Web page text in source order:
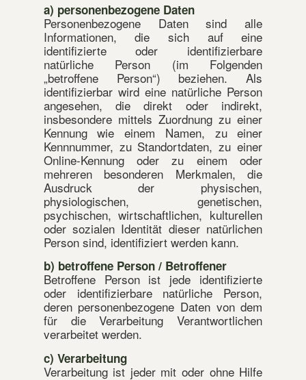
a) personenbezogene Daten
Personenbezogene Daten sind alle
Informationen, die sich auf eine
identifizierte oder identifizierbare
natürliche Person (im Folgenden
„betroffene Person“) beziehen. Als
identifizierbar wird eine natürliche Person
angesehen, die direkt oder indirekt,
insbesondere mittels Zuordnung zu einer
Kennung wie einem Namen, zu einer
Kennnummer, zu Standortdaten, zu einer
Online-Kennung oder zu einem oder
mehreren besonderen Merkmalen, die
Ausdruck der physischen,
physiologischen, genetischen,
psychischen, wirtschaftlichen, kulturellen
oder sozialen Identität dieser natürlichen
Person sind, identifiziert werden kann.
b) betroffene Person / Betroffener
Betroffene Person ist jede identifizierte
oder identifizierbare natürliche Person,
deren personenbezogene Daten von dem
für die Verarbeitung Verantwortlichen
verarbeitet werden.
c) Verarbeitung
Verarbeitung ist jeder mit oder ohne Hilfe